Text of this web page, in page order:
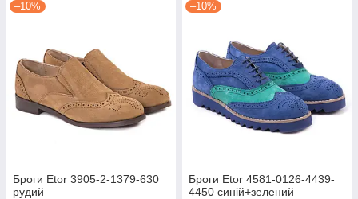
–10%
Броги Etor 3905-2-1379-630
рудий
–10%
Броги Etor 4581-0126-4439-
4450 синій+зелений